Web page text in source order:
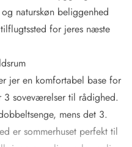
naturskøn beliggenhed
for jeres næste
jer en komfortabel base for
soveværelser til rådighed.
mens det 3.
er sommerhuset perfekt til